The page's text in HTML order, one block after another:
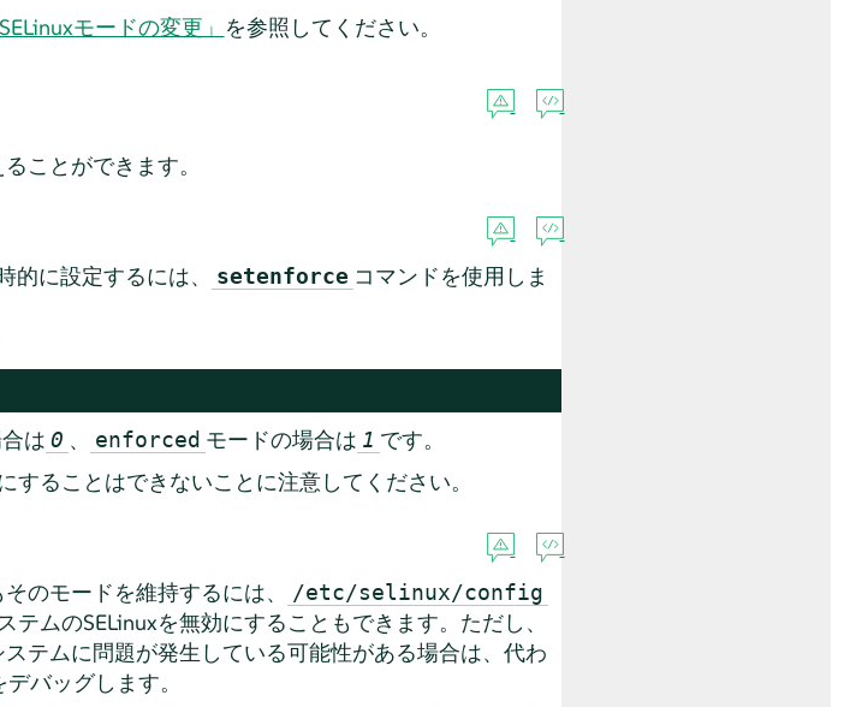
モードの変更」 を参照してください。
ことができます。
的に設定するには、 setenforce コマンドを使用しま
は 0 、 enforced モードの場合は 1 です。
することはできないことに注意してください。
のモードを維持するには、 /etc/selinux/config
ムのSELinuxを無効にすることもできます。ただし、
テムに問題が発生している可能性がある場合は、代わ
バッグします。